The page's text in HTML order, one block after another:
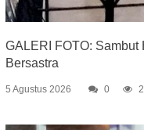
GALERI FOTO:
Bersastra
5 Agustus 2026 0